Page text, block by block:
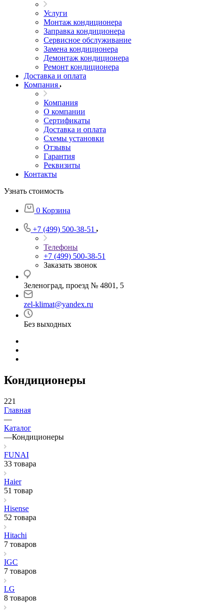
Услуги
Монтаж кондиционера
Заправка кондиционера
Сервисное обслуживание
Замена кондиционера
Демонтаж кондиционера
Ремонт кондиционера
Доставка и оплата
Компания
Компания
О компании
Сертификаты
Доставка и оплата
Схемы установки
Отзывы
Гарантия
Реквизиты
Контакты
Узнать стоимость
0 Корзина
+7 (499) 500-38-51
Телефоны
+7 (499) 500-38-51
Заказать звонок
Зеленоград, проезд № 4801, 5
zel-klimat@yandex.ru
Без выходных
Кондиционеры
221
Главная
—
Каталог
—Кондиционеры
FUNAI
33 товара
Haier
51 товар
Hisense
52 товара
Hitachi
7 товаров
IGC
7 товаров
LG
8 товаров